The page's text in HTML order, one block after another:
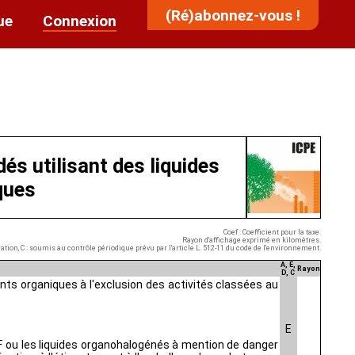
Connexion (Ré)abonnez-vous !
utilisant des liquides
Coef : Coefficient pour la taxe.
Rayon d'affichage exprimé en kilomètres.
C : soumis au contrôle périodique prévu par l'article L. 512-11 du code de l'environnement.
A, E,
D, C Rayon
organiques à l'exclusion des activités classées au
E
ou les liquides organohalogénés à mention de danger